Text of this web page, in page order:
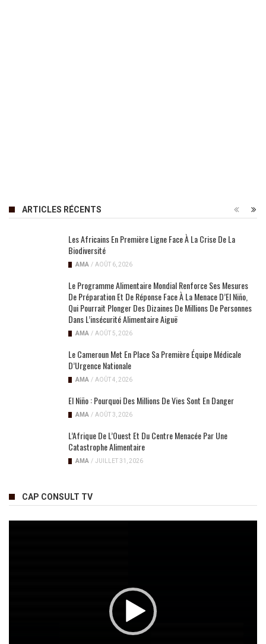
ARTICLES RÉCENTS
Les Africains En Première Ligne Face À La Crise De La
Biodiversité
AMA / AOÛT 6, 2026
Le Programme Alimentaire Mondial Renforce Ses Mesures
De Préparation Et De Réponse Face À La Menace D’El Niño,
Qui Pourrait Plonger Des Dizaines De Millions De Personnes
Dans L’insécurité Alimentaire Aiguë
AMA / AOÛT 5, 2026
Le Cameroun Met En Place Sa Première Équipe Médicale
D’Urgence Nationale
AMA / AOÛT 4, 2026
El Niño : Pourquoi Des Millions De Vies Sont En Danger
AMA / AOÛT 3, 2026
L’Afrique De L’Ouest Et Du Centre Menacée Par Une
Catastrophe Alimentaire
AMA / JUILLET 31, 2026
CAP CONSULT TV